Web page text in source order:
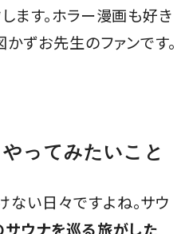
ます。ホラー漫画も好き
ずお先生のファンです。
ってみたいこと
い日々ですよね。サウ
ウナを巡る旅がした